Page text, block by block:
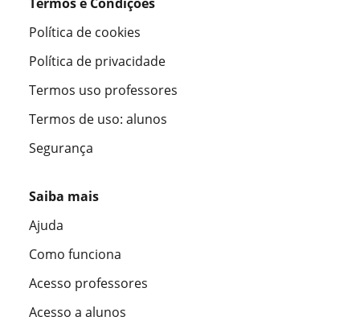
Política de cookies
Política de privacidade
Termos uso professores
Termos de uso: alunos
Segurança
Saiba mais
Ajuda
Como funciona
Acesso professores
Acesso a alunos